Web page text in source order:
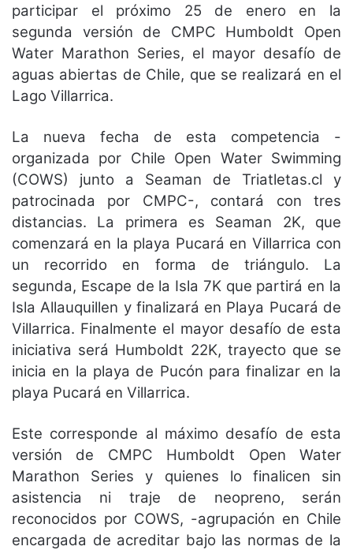
participar el próximo 25 de enero en la
segunda versión de CMPC Humboldt Open
Water Marathon Series, el mayor desafío de
aguas abiertas de Chile, que se realizará en el
Lago Villarrica.
La nueva fecha de esta competencia -
organizada por Chile Open Water Swimming
(COWS) junto a Seaman de Triatletas.cl y
patrocinada por CMPC-, contará con tres
distancias. La primera es Seaman 2K, que
comenzará en la playa Pucará en Villarrica con
un recorrido en forma de triángulo. La
segunda, Escape de la Isla 7K que partirá en la
Isla Allauquillen y finalizará en Playa Pucará de
Villarrica. Finalmente el mayor desafío de esta
iniciativa será Humboldt 22K, trayecto que se
inicia en la playa de Pucón para finalizar en la
playa Pucará en Villarrica.
Este corresponde al máximo desafío de esta
versión de CMPC Humboldt Open Water
Marathon Series y quienes lo finalicen sin
asistencia ni traje de neopreno, serán
reconocidos por COWS, -agrupación en Chile
encargada de acreditar bajo las normas de la